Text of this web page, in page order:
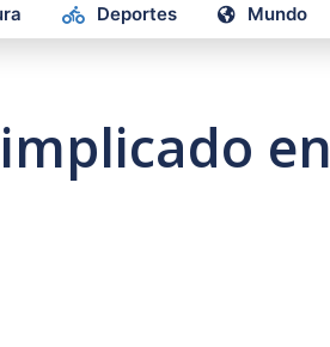
Deportes Mundo
en